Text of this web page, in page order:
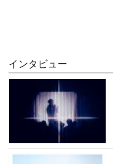
インタビュー